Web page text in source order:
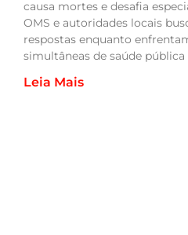
causa mortes e desafia
OMS e autoridades locais
respostas enquanto
simultâneas de saúde pública
Leia Mais